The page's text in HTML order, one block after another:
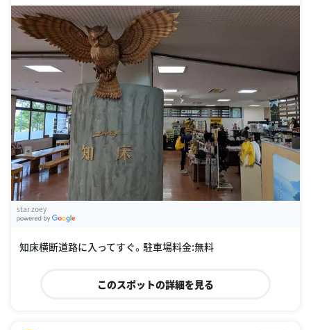
star zoey
知床横断道路に入ってすぐ。駐車場料金:無料
このスポットの詳細を見る